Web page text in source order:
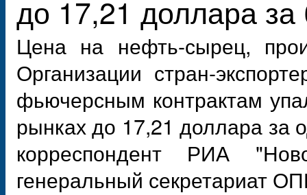
до 17,21 доллара за
Цена на нефть-сырец,
Организации стран-
фьючерсным контрактам
рынках до 17,21 доллара за
корреспондент РИА
генеральный секретариат